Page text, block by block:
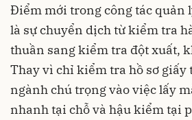
Điểm mới trong công tác quản
là sự chuyển dịch từ kiểm tra
thuần sang kiểm tra đột xuất,
Thay vì chỉ kiểm tra hồ sơ giấy
ngành chú trọng vào việc lấy
nhanh tại chỗ và hậu kiểm tại